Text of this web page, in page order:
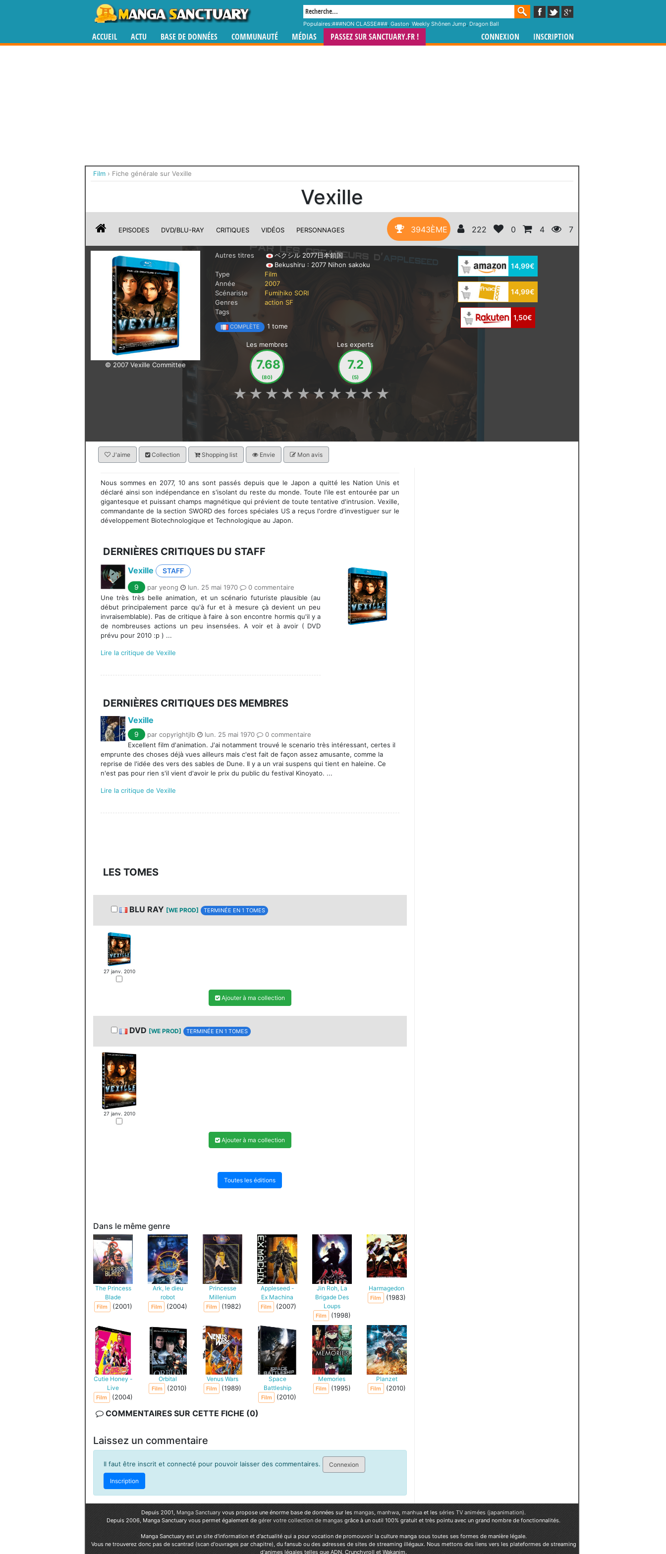
Populaires:###NON CLASSE###, Gaston, Weekly Shônen Jump, Dragon Ball
ACCUEIL ACTU BASE DE DONNÉES COMMUNAUTÉ MÉDIAS PASSEZ SUR SANCTUARY.FR ! CONNEXION INSCRIPTION
Film › Fiche générale sur Vexille
Vexille
EPISODES DVD/BLU-RAY CRITIQUES VIDÉOS PERSONNAGES 3943ÈME 222 0 4 7
© 2007 Vexille Committee
Autres titres
ベクシル 2077日本鎖国
Bekushiru : 2077 Nihon sakoku
Type
Film
Année
2007
Scénariste
Fumihiko SORI
Genres
action SF
Tags
COMPLÈTE 1 tome
Les membres
7.68
(80)
Les experts
7.2
(5)
★
★
★
★
★
★
★
★
★
★
14,99€
14,99€
1,50€
J'aime Collection Shopping list Envie Mon avis
Nous sommes en 2077, 10 ans sont passés depuis que le Japon a quitté les Nation Unis et
déclaré ainsi son indépendance en s'isolant du reste du monde. Toute l'ile est entourée par un
gigantesque et puissant champs magnétique qui prévient de toute tentative d'intrusion. Vexille,
commandante de la section SWORD des forces spéciales US a reçus l'ordre d'investiguer sur le
développement Biotechnologique et Technologique au Japon.
DERNIÈRES CRITIQUES DU STAFF
Vexille
STAFF
9
par yeong lun. 25 mai 1970
0 commentaire
Une très très belle animation, et un scénario futuriste plausible (au
début principalement parce qu'à fur et à mesure çà devient un peu
invraisemblable). Pas de critique à faire à son encontre hormis qu'il y a
de nombreuses actions un peu insensées. A voir et à avoir ( DVD
prévu pour 2010 :p ) ...
Lire la critique de Vexille
DERNIÈRES CRITIQUES DES MEMBRES
Vexille
9 par copyrightjlb lun. 25 mai 1970
0 commentaire
Excellent film d'animation. J'ai notamment trouvé le scenario très intéressant, certes il
emprunte des choses déjà vues ailleurs mais c'est fait de façon assez amusante, comme la
reprise de l'idée des vers des sables de Dune. Il y a un vrai suspens qui tient en haleine. Ce
n'est pas pour rien s'il vient d'avoir le prix du public du festival Kinoyato. ...
Lire la critique de Vexille
LES TOMES
BLU RAY [WE PROD] TERMINÉE EN 1 TOMES
27 janv. 2010
Ajouter à ma collection
DVD [WE PROD] TERMINÉE EN 1 TOMES
27 janv. 2010
Ajouter à ma collection
Toutes les éditions
Dans le même genre
The Princess
Blade
Film (2001)
Ark, le dieu
robot
Film (2004)
Princesse
Millenium
Film (1982)
Appleseed -
Ex Machina
Film (2007)
Jin Roh, La
Brigade Des
Loups
Film (1998)
Harmagedon
Film (1983)
Cutie Honey -
Live
Film (2004)
Orbital
Film (2010)
Venus Wars
Film (1989)
Space
Battleship
Film (2010)
Memories
Film (1995)
Planzet
Film (2010)
COMMENTAIRES SUR CETTE FICHE (0)
Laissez un commentaire
Il faut être inscrit et connecté pour pouvoir laisser des commentaires. Connexion
Inscription
Depuis 2001, Manga Sanctuary vous propose une énorme base de données sur les mangas, manhwa, manhua et les séries TV animées (japanimation).
Depuis 2006, Manga Sanctuary vous permet également de gérer votre collection de mangas grâce à un outil 100% gratuit et très pointu avec un grand nombre de fonctionnalités.
Manga Sanctuary est un site d'information et d'actualité qui a pour vocation de promouvoir la culture manga sous toutes ses formes de manière légale.
Vous ne trouverez donc pas de scantrad (scan d'ouvrages par chapitre), du fansub ou des adresses de sites de streaming illégaux. Nous mettons des liens vers les plateformes de streaming
d'animes légales telles que ADN, Crunchyroll et Wakanim.